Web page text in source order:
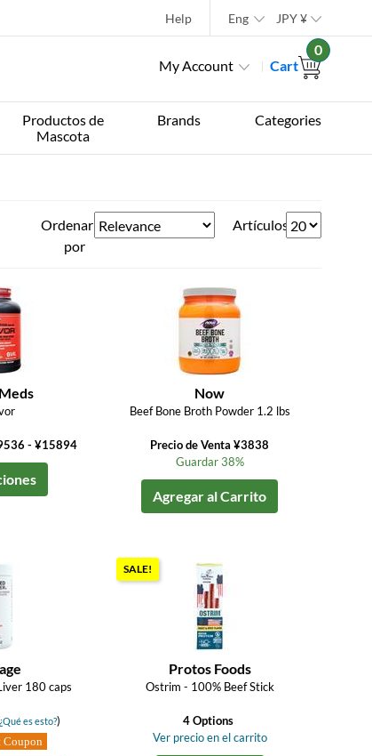
Help Eng JPY¥
My Account Cart
0
Productos de
Mascota
Brands Categories
Ordenar
por
Artículos
- ¥15894
Now
Beef Bone Broth Powder 1.2 lbs
Precio de Venta ¥3838
Guardar 38%
Agregar al Carrito
180 caps
es esto?)
Coupon
SALE!
Protos Foods
Ostrim - 100% Beef Stick
4 Options
Ver precio en el carrito